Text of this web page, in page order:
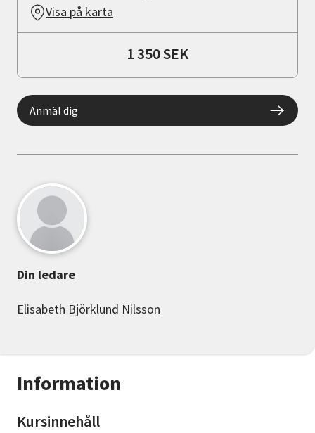
Information
Kursinnehåll
Visa på karta
1 350 SEK
Anmäl dig
Din ledare
Elisabeth Björklund Nilsson